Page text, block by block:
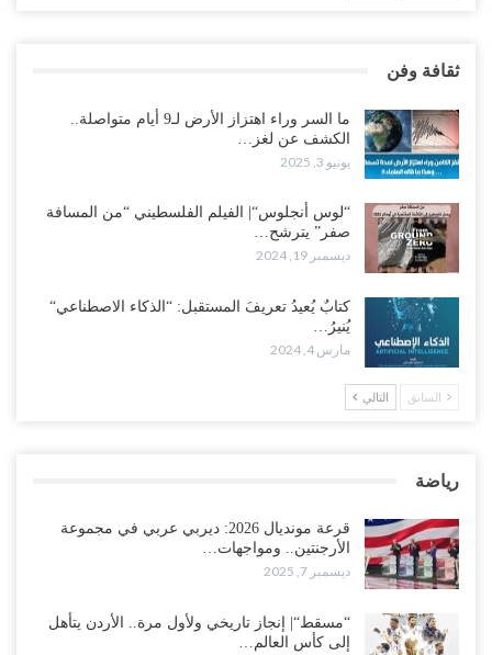
ثقافة وفن
ما السر وراء اهتزاز الأرض لـ9 أيام متواصلة..
الكشف عن لغز…
يونيو 3, 2025
“لوس أنجلوس“| الفيلم الفلسطيني “من المسافة
صفر” يترشح…
ديسمبر 19, 2024
كتابٌ يُعيدُ تعريفَ المستقبل: “الذكاء الاصطناعي“
يُنيرُ…
مارس 4, 2024
السابق التالي
رياضة
قرعة مونديال 2026: ديربي عربي في مجموعة
الأرجنتين.. ومواجهات…
ديسمبر 7, 2025
“مسقط“| إنجاز تاريخي ولأول مرة.. الأردن يتأهل
إلى كأس العالم…